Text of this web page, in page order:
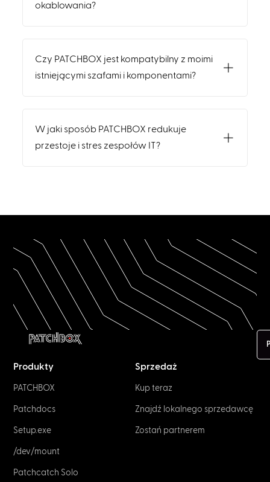
okablowania?
Czy PATCHBOX jest kompatybilny z moimi
istniejącymi szafami i komponentami?
W jaki sposób PATCHBOX redukuje
przestoje i stres zespołów IT?
Produkty
PATCHBOX
Patchdocs
Setup.exe
/dev/mount
Patchcatch Solo
Sprzedaż
Kup teraz
Znajdź lokalnego sprzedawcę
Zostań partnerem